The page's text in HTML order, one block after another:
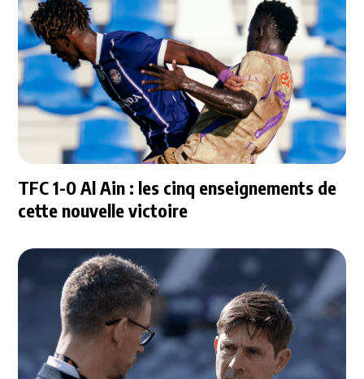
TFC 1-0 Al Ain : les cinq enseignements de
cette nouvelle victoire